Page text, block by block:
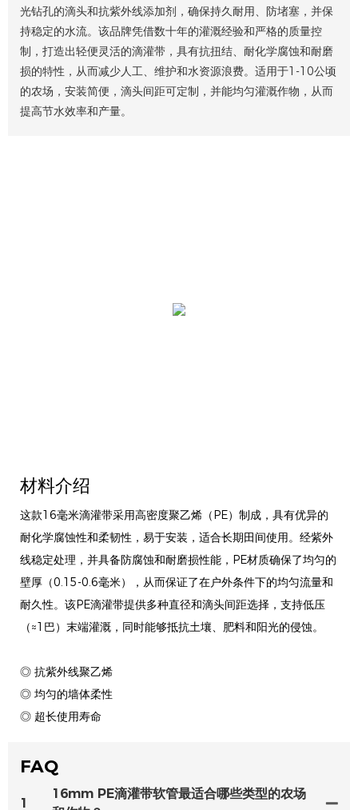
光钻孔的滴头和抗紫外线添加剂，确保持久耐用、防堵塞，并保
持稳定的水流。该品牌凭借数十年的灌溉经验和严格的质量控
制，打造出轻便灵活的滴灌带，具有抗扭结、耐化学腐蚀和耐磨
损的特性，从而减少人工、维护和水资源浪费。适用于1-10公顷
的农场，安装简便，滴头间距可定制，并能均匀灌溉作物，从而
提高节水效率和产量。
材料介绍
这款16毫米滴灌带采用高密度聚乙烯（PE）制成，具有优异的
耐化学腐蚀性和柔韧性，易于安装，适合长期田间使用。经紫外
线稳定处理，并具备防腐蚀和耐磨损性能，PE材质确保了均匀的
壁厚（0.15-0.6毫米），从而保证了在户外条件下的均匀流量和
耐久性。该PE滴灌带提供多种直径和滴头间距选择，支持低压
（≈1巴）末端灌溉，同时能够抵抗土壤、肥料和阳光的侵蚀。
◎ 抗紫外线聚乙烯
◎ 均匀的墙体柔性
◎ 超长使用寿命
FAQ
1
16mm PE滴灌带软管最适合哪些类型的农场